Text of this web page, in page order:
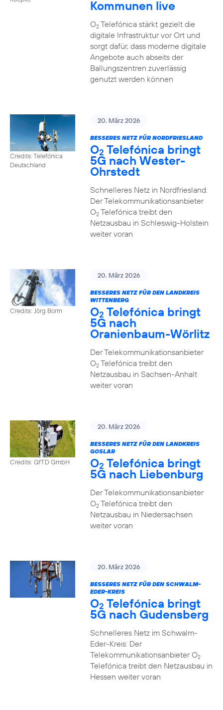
Kommunen live
O2Telefónica stärkt gezielt die
digitale Infrastruktur vor Ort und
sorgt dafür, dass moderne digitale
Angebote auch abseits der
Ballungszentren zuverlässig
genutzt werden können
Credits: Telefónica
Deutschland
20. März 2026
BESSERES NETZ FÜR NORDFRIESLAND
O2 Telefónica bringt
5G nach Wester-
Ohrstedt
Schnelleres Netz in Nordfriesland:
Der Telekommunikationsanbieter
O2Telefónica treibt den
Netzausbau in Schleswig-Holstein
weiter voran
Credits: Jörg Borm
20. März 2026
BESSERES NETZ FÜR DEN LANDKREIS
WITTENBERG
O2 Telefónica bringt
5G nach
Oranienbaum-Wörlitz
Der Telekommunikationsanbieter
O2Telefónica treibt den
Netzausbau in Sachsen-Anhalt
weiter voran
Credits: GfTD GmbH
20. März 2026
BESSERES NETZ FÜR DEN LANDKREIS
GOSLAR
O2 Telefónica bringt
5G nach Liebenburg
Der Telekommunikationsanbieter
O2Telefónica treibt den
Netzausbau in Niedersachsen
weiter voran
20. März 2026
BESSERES NETZ FÜR DEN SCHWALM-
EDER-KREIS
O2 Telefónica bringt
5G nach Gudensberg
Schnelleres Netz im Schwalm-
Eder-Kreis: Der
Telekommunikationsanbieter O2
Telefónica treibt den Netzausbau in
Hessen weiter voran